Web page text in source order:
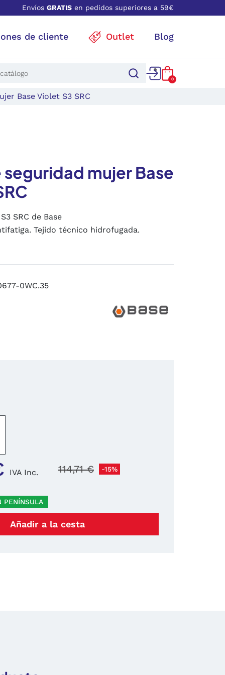
Envíos GRATIS en pedidos superiores a 59€
de cliente Outlet Blog
0
Base Violet S3 SRC
mujer Base
SRC de Base
Tejido técnico hidrofugada.
0WC.35
IVA Inc. 114,71 €
-15%
PENÍNSULA
Añadir a la cesta